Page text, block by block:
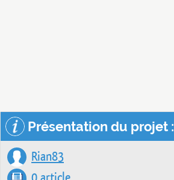
Présentation du projet :
Rian83